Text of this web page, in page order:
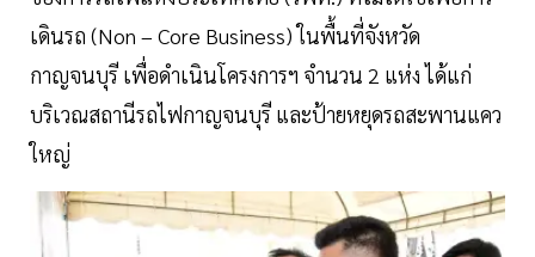
เดินรถ (Non – Core Business) ในพื้นที่จังหวัด
กาญจนบุรี เพื่อดำเนินโครงการฯ จำนวน 2 แห่ง ได้แก่
บริเวณสถานีรถไฟกาญจนบุรี และป้ายหยุดรถสะพานแคว
ใหญ่